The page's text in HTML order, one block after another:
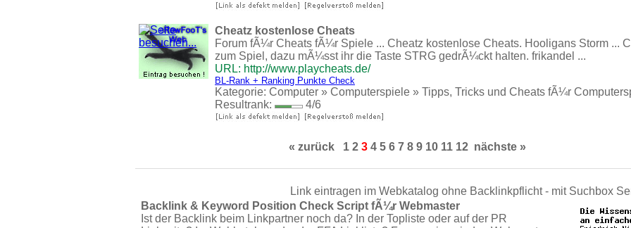
Cheatz kostenlose Cheats
Forum fÃ¼r Cheats fÃ¼r Spiele ... Cheatz kostenlose Cheats. Hooligans Storm ...
zum Spiel, dazu mÃ¼sst ihr die Taste STRG gedrÃ¼ckt halten. frikandel ...
URL: http://www.playcheats.de/
BL-Rank + Ranking Punkte Check
Kategorie: Computer » Computerspiele » Tipps, Tricks und Cheats fÃ¼r
Resultrank:
4/6
« zurück 1 2 3 4 5 6 7 8 9 10 11 12 nächste »
Link eintragen im Webkatalog ohne Backlinkpflicht - mit Suchbox
Backlink & Keyword Position Check Script fÃ¼r Webmaster
Ist der Backlink beim Linkpartner noch da? In der Topliste oder auf der PR